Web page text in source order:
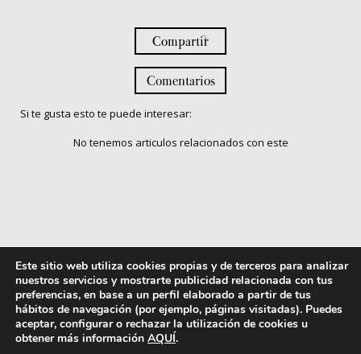
Compartir
Comentarios
Si te gusta esto te puede interesar:
No tenemos articulos relacionados con este
Este sitio web utiliza cookies propias y de terceros para analizar
nuestros servicios y mostrarte publicidad relacionada con tus
preferencias, en base a un perfil elaborado a partir de tus
hábitos de navegación (por ejemplo, páginas visitadas). Puedes
aceptar, configurar o rechazar la utilización de cookies u
obtener más información AQUÍ.